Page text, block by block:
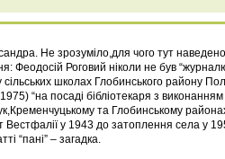
Не зрозуміло,для чого тут
Феодосій Роговий ніколи не був
школах Глобинського району
“на посаді бібліотекаря з
та Глобинському
Вестфалії у 1943 до затоплення села у
“пані” – загадка.